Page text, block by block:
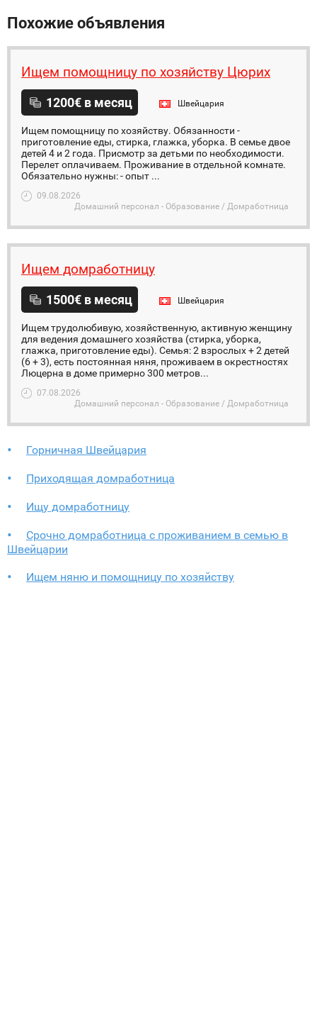
Похожие объявления
Ищем помощницу по хозяйству Цюрих
1200€ в месяц Швейцария
Ищем помощницу по хозяйству. Обязанности -
приготовление еды, стирка, глажка, уборка. В семье двое
детей 4 и 2 года. Присмотр за детьми по необходимости.
Перелет оплачиваем. Проживание в отдельной комнате.
Обязательно нужны: - опыт ...
09.08.2026
Домашний персонал - Образование / Домработница
Ищем домработницу
1500€ в месяц Швейцария
Ищем трудолюбивую, хозяйственную, активную женщину
для ведения домашнего хозяйства (стирка, уборка,
глажка, приготовление еды). Семья: 2 взрослых + 2 детей
(6 + 3), есть постоянная няня, проживаем в окрестностях
Люцерна в доме примерно 300 метров...
07.08.2026
Домашний персонал - Образование / Домработница
Горничная Швейцария
Приходящая домработница
Ищу домработницу
Срочно домработница с проживанием в семью в
Швейцарии
Ищем няню и помощницу по хозяйству